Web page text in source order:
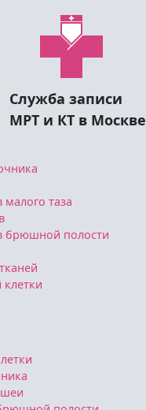
Служба записи
МРТ и КТ в Москве
таза
брюшной полости